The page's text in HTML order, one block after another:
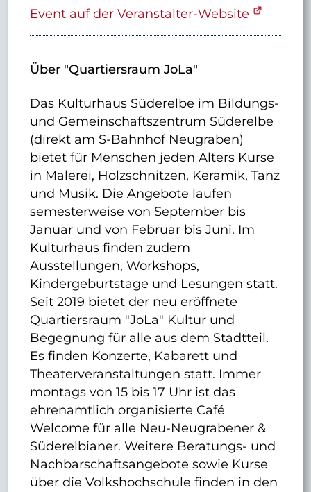
Event auf der Veranstalter-Website
Über "Quartiersraum JoLa"
Das Kulturhaus Süderelbe im Bildungs-
und Gemeinschaftszentrum Süderelbe
(direkt am S-Bahnhof Neugraben)
bietet für Menschen jeden Alters Kurse
in Malerei, Holzschnitzen, Keramik, Tanz
und Musik. Die Angebote laufen
semesterweise von September bis
Januar und von Februar bis Juni. Im
Kulturhaus finden zudem
Ausstellungen, Workshops,
Kindergeburtstage und Lesungen statt.
Seit 2019 bietet der neu eröffnete
Quartiersraum "JoLa" Kultur und
Begegnung für alle aus dem Stadtteil.
Es finden Konzerte, Kabarett und
Theaterveranstaltungen statt. Immer
montags von 15 bis 17 Uhr ist das
ehrenamtlich organisierte Café
Welcome für alle Neu-Neugrabener &
Süderelbianer. Weitere Beratungs- und
Nachbarschaftsangebote sowie Kurse
über die Volkshochschule finden in den